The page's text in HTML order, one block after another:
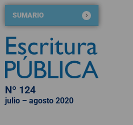
SUMARIO
Nº 124
julio – agosto 2020